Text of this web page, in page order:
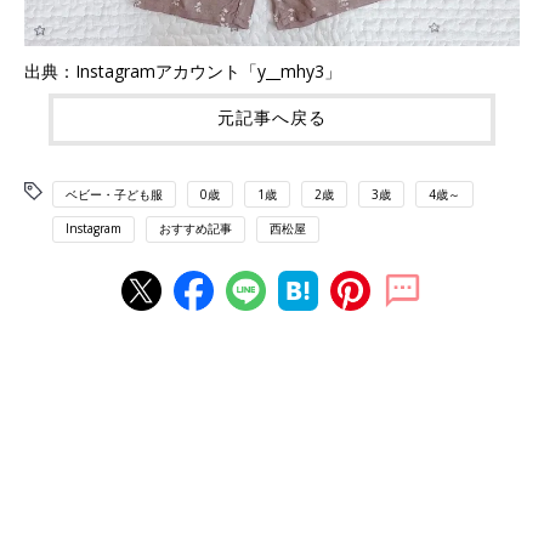
出典：Instagramアカウント「y__mhy3」
元記事へ戻る
ベビー・子ども服 0歳 1歳 2歳 3歳 4歳～
Instagram おすすめ記事 西松屋